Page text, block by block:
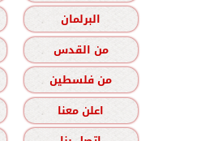
البرلمان
من القدس
من فلسطين
اعلن معنا